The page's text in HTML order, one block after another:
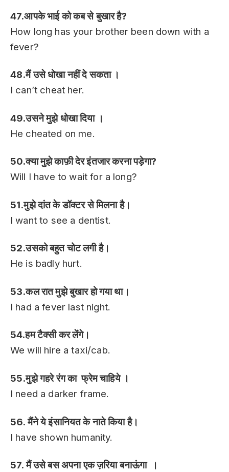
47.आपके भाई को कब से बुखार है?
How long has your brother been down with a
fever?
48.मैं उसे धोखा नहीं दे सकता ।
I can’t cheat her.
49.उसने मुझे धोखा दिया ।
He cheated on me.
50.क्या मुझे काफ़ी देर इंतजार करना पड़ेगा?
Will I have to wait for a long?
51.मुझे दांत के डॉक्टर से मिलना है।
I want to see a dentist.
52.उसको बहुत चोट लगी है।
He is badly hurt.
53.कल रात मुझे बुखार हो गया था।
I had a fever last night.
54.हम टैक्सी कर लेंगे।
We will hire a taxi/cab.
55.मुझे गहरे रंग का फ्रेम चाहिये ।
I need a darker frame.
56. मैंने ये इंसानियत के नाते किया है।
I have shown humanity.
57. मैं उसे बस अपना एक ज़रिया बनाऊंगा ।